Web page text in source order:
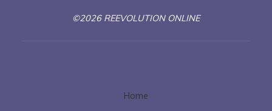
©2026 REEVOLUTION ONLINE
Home